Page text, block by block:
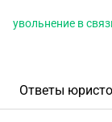
увольнение в
Ответы